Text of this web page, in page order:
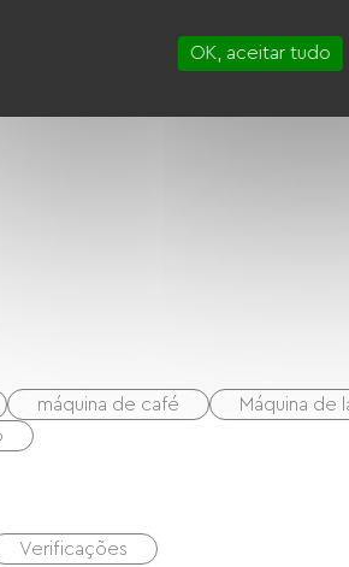
Micro-ondas
máquina de café Máquina de
Verificações
OK, aceitar tudo